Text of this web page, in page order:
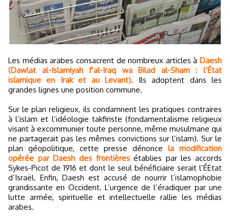
Les médias arabes consacrent de nombreux articles à Daesh
(Dawlat al-Islamiyah f’al-Iraq wa Bilad al-Sham : l’État
islamique en Irak et au Levant). Ils adoptent dans les
grandes lignes une position commune.
Sur le plan religieux, ils condamnent les pratiques contraires
à l’islam et l’idéologie takfiriste (fondamentalisme religieux
visant à excommunier toute personne, même musulmane qui
ne partagerait pas les mêmes convictions sur l’islam). Sur le
plan géopolitique, cette presse dénonce la modification
opérée par Daesh des frontièresétablies par les accords
Sykes-Picot de 1916 et dont le seul bénéficiaire serait l’ÉEtat
d’Israël. Enfin, Daesh est accusé de nourrir l’islamophobie
grandissante en Occident. L’urgence de l’éradiquer par une
lutte armée, spirituelle et intellectuelle rallie les médias
arabes.